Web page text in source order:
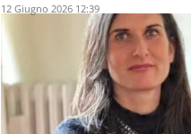
12 Giugno 2026 12:39